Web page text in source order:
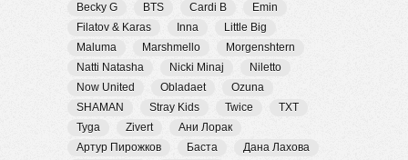
Becky G
BTS Cardi B
Emin
Filatov & Karas
Inna
Little Big
Maluma
Marshmello
Morgenshtern
Natti Natasha
Nicki Minaj
Niletto
Now United
Obladaet
Ozuna
SHAMAN
Stray Kids Twice
TXT
Tyga
Zivert
Ани Лорак
Артур Пирожков
Баста
Дана Лахова